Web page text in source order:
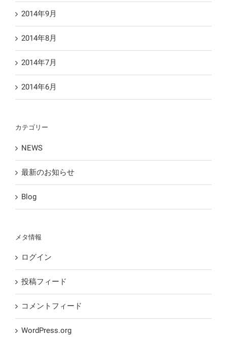
2014年9月
2014年8月
2014年7月
2014年6月
カテゴリー
NEWS
最新のお知らせ
Blog
メタ情報
ログイン
投稿フィード
コメントフィード
WordPress.org